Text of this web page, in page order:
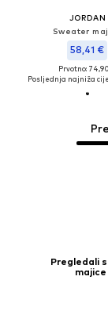
JORDAN
Sweater
58,41 €
Prvotno:
Posljednja najniža
Pregledali